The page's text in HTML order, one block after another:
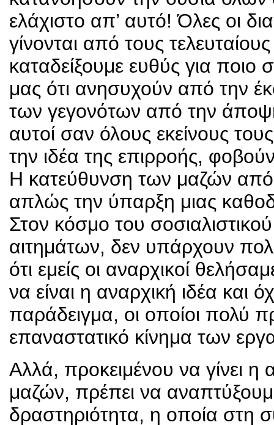
ελάχιστο απ’ αυτό! Όλες οι
γίνονται από τους
καταδείξουμε ευθύς για ποιο
μας ότι ανησυχούν από την
των γεγονότων από την
αυτοί σαν όλους εκείνους
την ιδέα της επιρροής,
Η κατεύθυνση των μαζών
απλώς την ύπαρξη μιας
Στον κόσμο του
αιτημάτων, δεν υπάρχουν
ότι εμείς οι αναρχικοί
να είναι η αναρχική ιδέα και
παράδειγμα, οι οποίοι πολύ
επαναστατικό κίνημα των
Αλλά, προκειμένου να γίνει η
μαζών, πρέπει να
δραστηριότητα, η οποία στη